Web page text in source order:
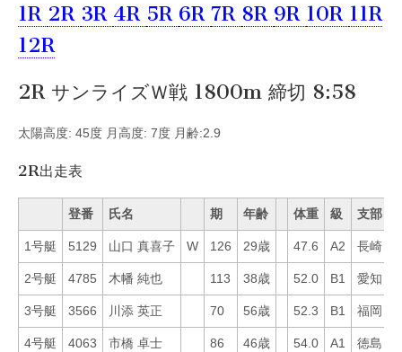
1R 2R 3R 4R 5R 6R 7R 8R 9R 10R 11R
12R
2R サンライズＷ戦 1800m 締切 8:58
太陽高度: 45度 月高度: 7度 月齢:2.9
2R出走表
登番 氏名 期 年齢 体重 級 支部
1号艇 5129 山口 真喜子 W 126 29歳 47.6 A2 長崎
2号艇 4785 木幡 純也 113 38歳 52.0 B1 愛知
3号艇 3566 川添 英正 70 56歳 52.3 B1 福岡
4号艇 4063 市橋 卓士 86 46歳 54.0 A1 徳島